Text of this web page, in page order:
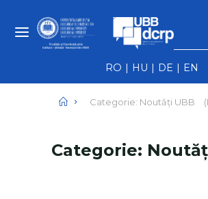
UBB
RO HU DE EN
Categorie: Noutăți UBB
Categorie: